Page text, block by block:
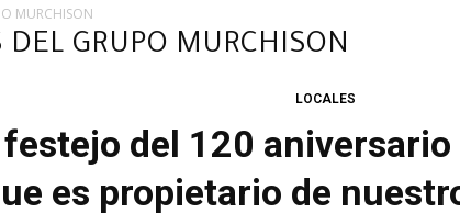
MURCHISON
GRUPO MURCHISON
LOCALES
del 120
es propietario de